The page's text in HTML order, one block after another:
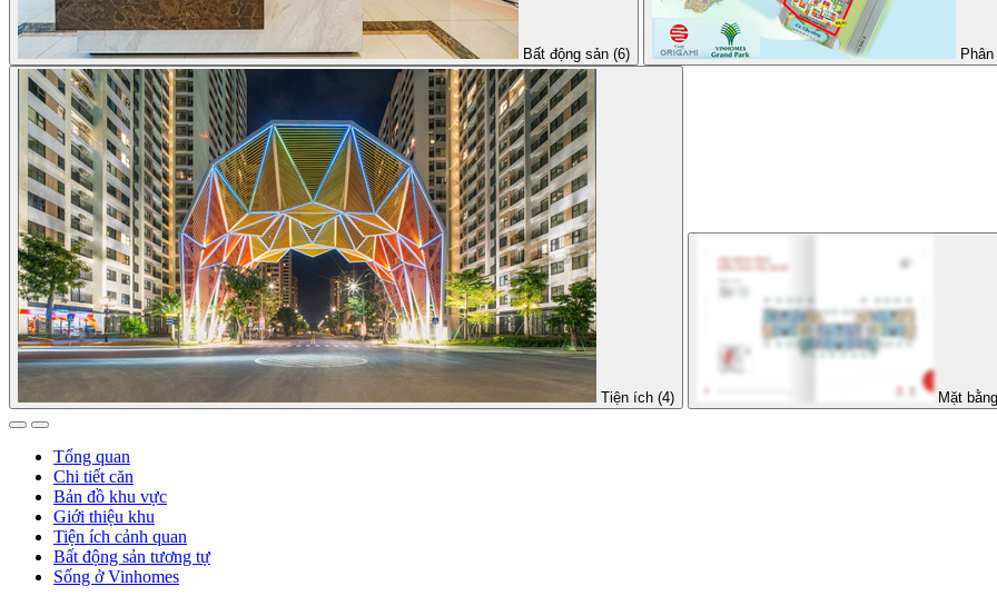
Bất động sản (6)
Tiện ích (4) Mặt
Tổng quan
Chi tiết căn
Bản đồ khu vực
Giới thiệu khu
Tiện ích cảnh quan
Bất động sản tương tự
Sống ở Vinhomes